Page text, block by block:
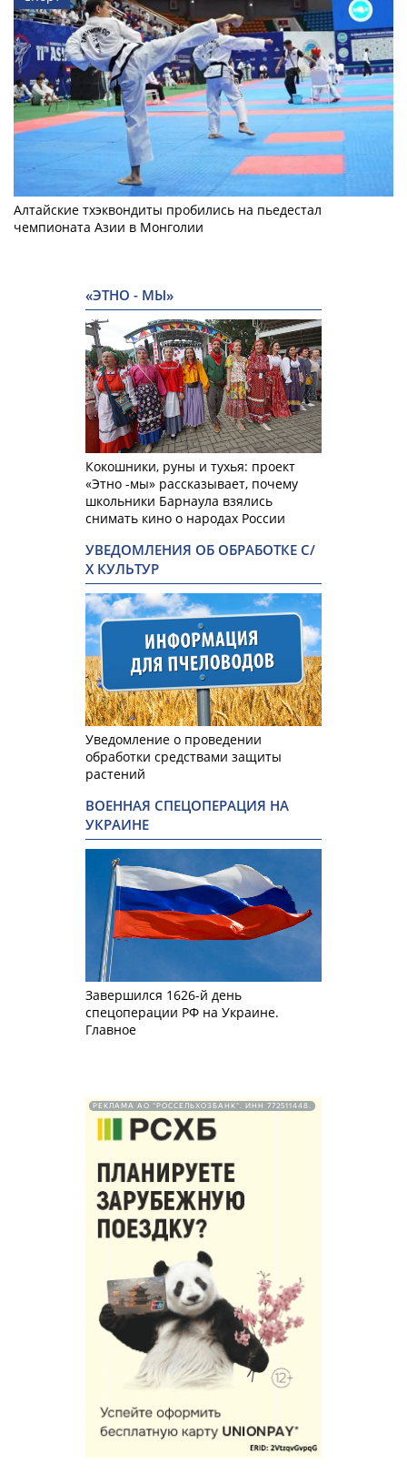
Алтайские тхэквондиты пробились на пьедестал
чемпионата Азии в Монголии
«ЭТНО - МЫ»
Кокошники, руны и тухья: проект
«Этно -мы» рассказывает, почему
школьники Барнаула взялись
снимать кино о народах России
УВЕДОМЛЕНИЯ ОБ ОБРАБОТКЕ С/
Х КУЛЬТУР
Уведомление о проведении
обработки средствами защиты
растений
ВОЕННАЯ СПЕЦОПЕРАЦИЯ НА
УКРАИНЕ
Завершился 1626-й день
спецоперации РФ на Украине.
Главное
РЕКЛАМА АО "РОССЕЛЬХОЗБАНК". ИНН 772511448.